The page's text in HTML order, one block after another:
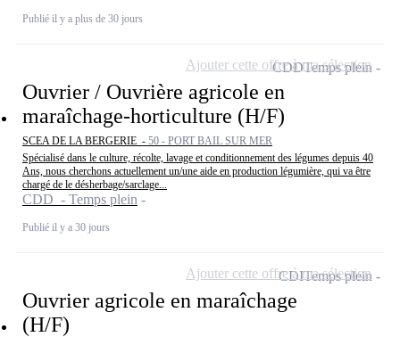
Publié il y a plus de 30 jours
Ouvrier / Ouvrière agricole en
maraîchage-horticulture (H/F)
SCEA DE LA BERGERIE - 50 - PORT BAIL SUR MER
Spécialisé dans le culture, récolte, lavage et conditionnement des légumes depuis 40
Ans, nous cherchons actuellement un/une aide en production légumière, qui va être
chargé de le désherbage/sarclage...
CDD - Temps plein
Publié il y a 30 jours
CDDTemps plein
Ajouter cette offre à ma sélection
Ouvrier agricole en maraîchage
(H/F)
CDITemps plein
Ajouter cette offre à ma sélection